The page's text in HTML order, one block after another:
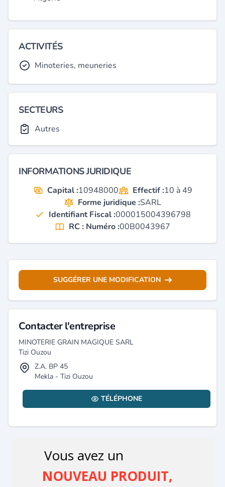
ACTIVITÉS
Minoteries, meuneries
SECTEURS
Autres
INFORMATIONS JURIDIQUE
Capital :10948000 Effectif :10 à 49
Forme juridique :SARL
Identifiant Fiscal :000015004396798
RC : Numéro :00B0043967
SUGGÉRER UNE MODIFICATION
Contacter l'entreprise
MINOTERIE GRAIN MAGIQUE SARL
Tizi Ouzou
Z.A. BP 45
Mekla - Tizi Ouzou
TÉLÉPHONE